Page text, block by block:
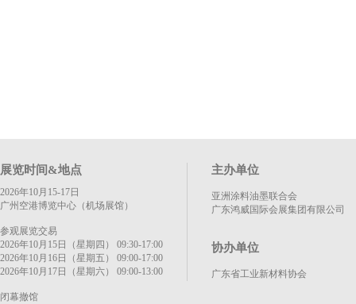
展览时间&地点
2026年10月15-17日
广州空港博览中心（机场展馆）
参观展览交易
2026年10月15日（星期四） 09:30-17:00
2026年10月16日（星期五） 09:00-17:00
2026年10月17日（星期六） 09:00-13:00
闭幕撤馆
主办单位
亚洲涂料油墨联合会
广东鸿威国际会展集团有限公司
协办单位
广东省工业新材料协会